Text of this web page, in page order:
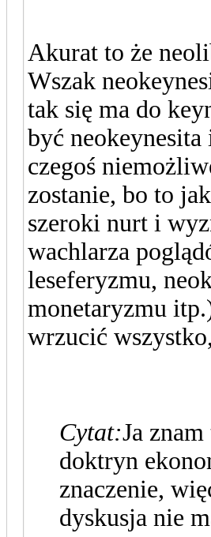
Akurat to że
Wszak
tak się ma do
być
czegoś
zostanie, bo to
szeroki nurt i
wachlarza
leseferyzmu,
monetaryzmu
wrzucić
Cytat:Ja
doktryn
znaczenie,
dyskusja nie